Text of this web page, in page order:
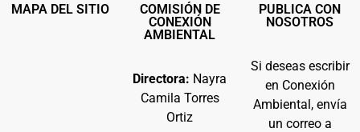
MAPA DEL SITIO
COMISIÓN DE
CONEXIÓN
AMBIENTAL
Directora: Nayra
Camila Torres
Ortiz
PUBLICA CON
NOSOTROS
Si deseas escribir
en Conexión
Ambiental, envía
un correo a